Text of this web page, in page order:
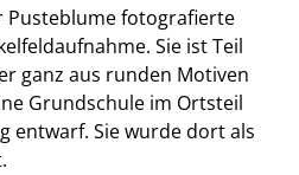
Pusteblume fotografierte
Sie ist Teil
ganz aus runden Motiven
Grundschule im Ortsteil
entwarf. Sie wurde dort als